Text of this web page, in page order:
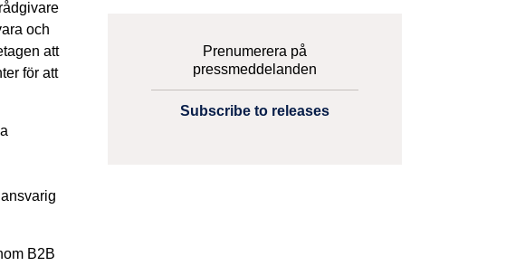
och
att
för att
B2B
Prenumerera på
pressmeddelanden
Subscribe to releases